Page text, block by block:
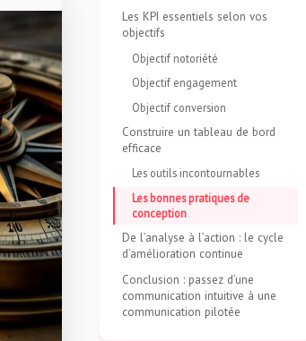
Les KPI essentiels selon vos
objectifs
Objectif notoriété
Objectif engagement
Objectif conversion
Construire un tableau de bord
efficace
Les outils incontournables
Les bonnes pratiques de
conception
De l’analyse à l’action : le cycle
d’amélioration continue
Conclusion : passez d’une
communication intuitive à une
communication pilotée